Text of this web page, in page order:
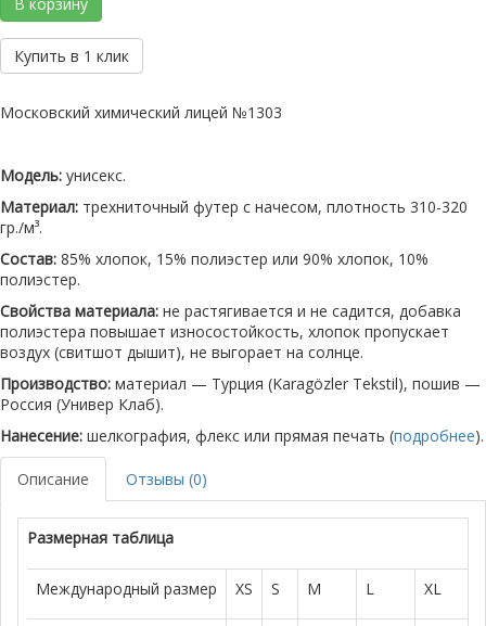
Купить в 1 клик
Московский химический лицей №1303
Модель: унисекс.
Материал: трехниточный футер с начесом, плотность 310-320
гр./м³.
Состав: 85% хлопок, 15% полиэстер или 90% хлопок, 10%
полиэстер.
Свойства материала: не растягивается и не садится, добавка
полиэстера повышает износостойкость, хлопок пропускает
воздух (свитшот дышит), не выгорает на солнце.
Производство: материал — Турция (Karagözler Tekstil), пошив —
Россия (Универ Клаб).
Нанесение: шелкография, флекс или прямая печать (подробнее).
Описание Отзывы (0)
Размерная таблица
Международный размер XS S M L XL